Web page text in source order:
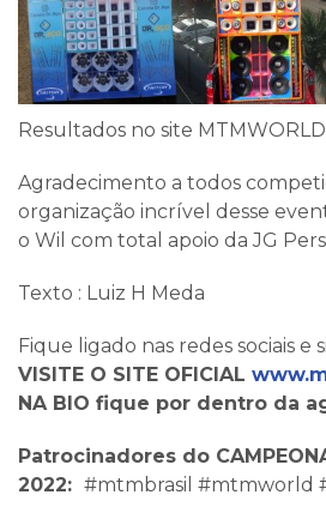
Resultados no site
Agradecimento a todos
organização incrível desse
o Wil com total apoio da JG
Texto : Luiz H Meda
Fique ligado nas redes sociais e
VISITE O SITE OFICIAL
NA BIO fique por dentro da
Patrocinadores do
2022: #mtmbrasil #mtmworld